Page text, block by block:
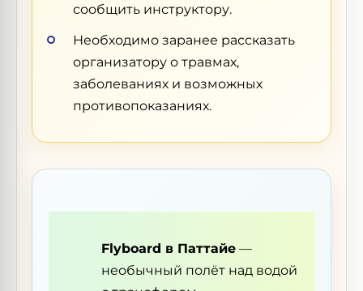
сообщить инструктору.
Необходимо заранее рассказать
организатору о травмах,
заболеваниях и возможных
противопоказаниях.
Flyboard в Паттайе —
необычный полёт над водой